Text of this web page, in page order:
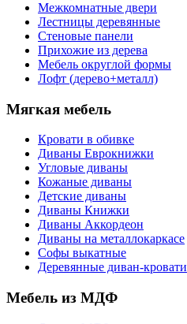
Межкомнатные двери
Лестницы деревянные
Стеновые панели
Прихожие из дерева
Мебель округлой формы
Лофт (дерево+металл)
Мягкая мебель
Кровати в обивке
Диваны Еврокнижки
Угловые диваны
Кожаные диваны
Детские диваны
Диваны Книжки
Диваны Аккордеон
Диваны на металлокаркасе
Софы выкатные
Деревянные диван-кровати
Мебель из МДФ